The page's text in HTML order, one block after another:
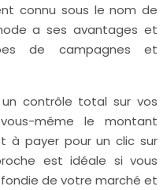
connu sous le nom de
a ses avantages et
de campagnes et
contrôle total sur vos
même le montant
à payer pour un clic sur
est idéale si vous
de votre marché et